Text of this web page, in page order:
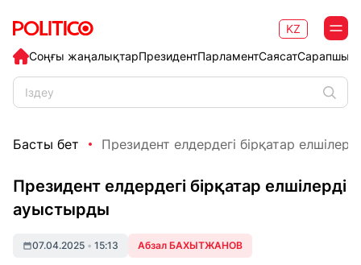
Соңғы жаңалықтарПрезидентПарламентСаясат
KZ
Басты бет Президент елдердегі бірқатар
Президент елдердегі бірқатар елшілерді
ауыстырды
07.04.2025 • 15:13 Абзал БАХЫТЖАНОВ